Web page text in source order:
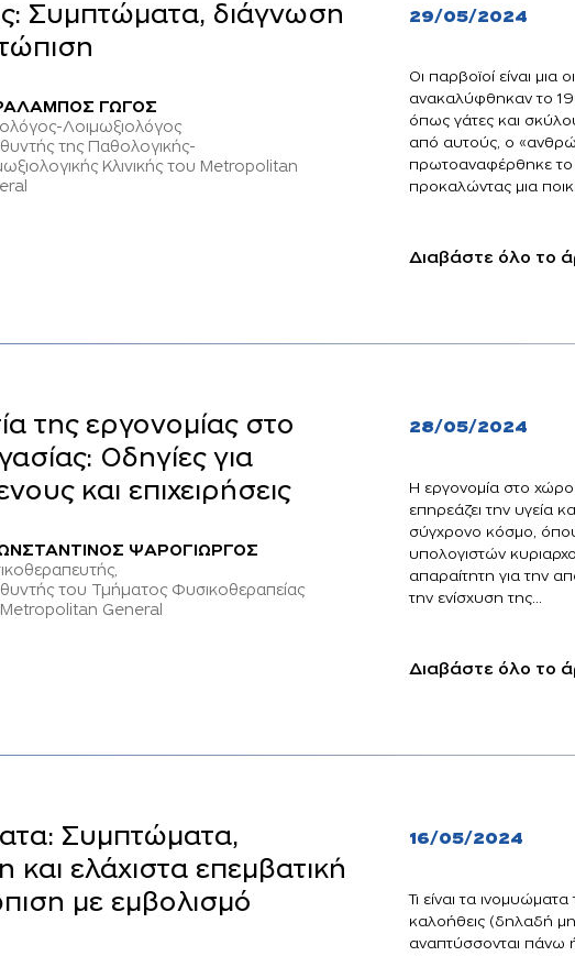
Συμπτώματα, διάγνωση
ΓΩΓΟΣ
Λοιμωξιολόγος
της Παθολογικής-
Κλινικής του Metropolitan
29/05/2024
Οι παρβοϊοί είναι μια
ανακαλύφθηκαν το
όπως γάτες και
από αυτούς, ο
πρωτοαναφέρθηκε το
προκαλώντας μια
Διαβάστε όλο το
της εργονομίας στο
Οδηγίες για
και επιχειρήσεις
ΨΑΡΟΓΙΩΡΓΟΣ
του Τμήματος Φυσικοθεραπείας
General
28/05/2024
Η εργονομία στο χώρο
επηρεάζει την υγεία
σύγχρονο κόσμο,
υπολογιστών
απαραίτητη για την
την ενίσχυση της...
Διαβάστε όλο το
Συμπτώματα,
και ελάχιστα επεμβατική
με εμβολισμό
16/05/2024
Τι είναι τα
καλοήθεις (δηλαδή μη
αναπτύσσονται πάνω